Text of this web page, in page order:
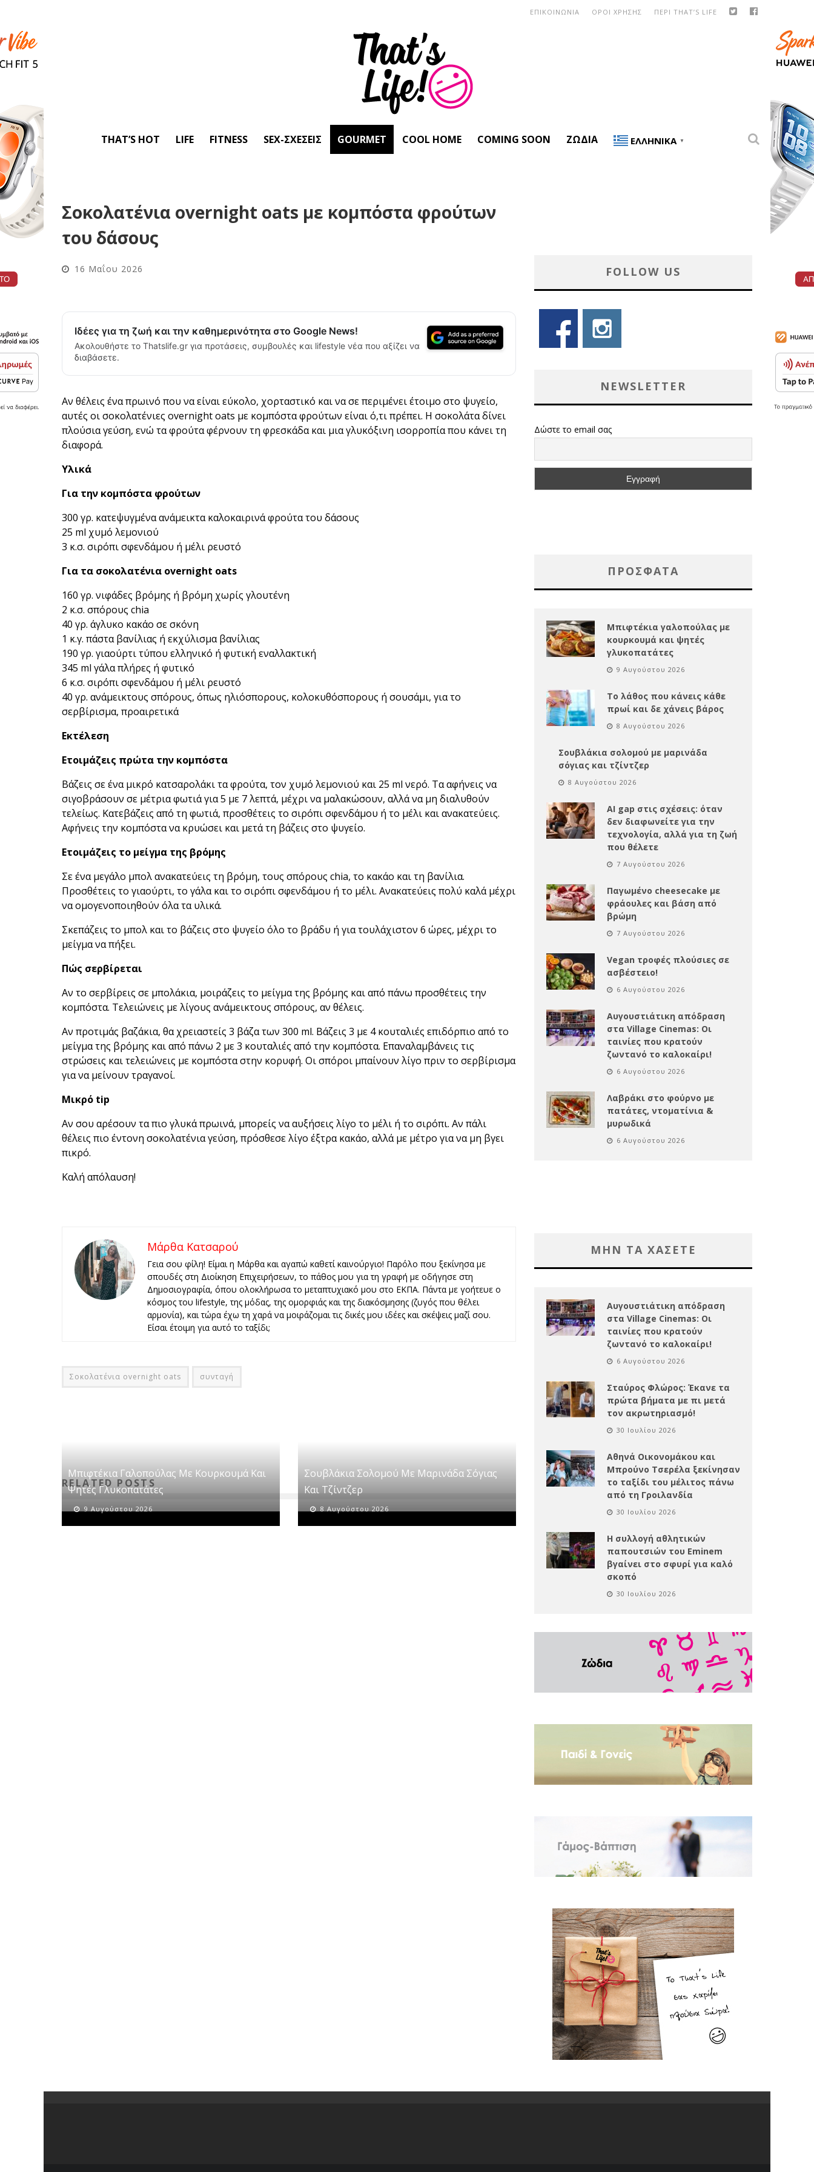
ΠΕΡΙ THAT’S LIFE
ΟΡΟΙ ΧΡΗΣΗΣ
ΕΠΙΚΟΙΝΩΝΙΑ
THAT’S HOT LIFE FITNESS SEX-ΣΧΈΣΕΙΣ GOURMET COOL HOME COMING SOON ΖΏΔΙΑ ΕΛΛΗΝΙΚΆ ▼
Σοκολατένια overnight oats με κομπόστα φρούτων
του δάσους
16 Μαΐου 2026
Ιδέες για τη ζωή και την καθημερινότητα στο Google News!
Ακολουθήστε το Thatslife.gr για προτάσεις, συμβουλές και lifestyle νέα που αξίζει να
διαβάσετε.
Αν θέλεις ένα πρωινό που να είναι εύκολο, χορταστικό και να σε περιμένει έτοιμο στο ψυγείο,
αυτές οι σοκολατένιες overnight oats με κομπόστα φρούτων είναι ό,τι πρέπει. Η σοκολάτα δίνει
πλούσια γεύση, ενώ τα φρούτα φέρνουν τη φρεσκάδα και μια γλυκόξινη ισορροπία που κάνει τη
διαφορά.
Υλικά
Για την κομπόστα φρούτων
300 γρ. κατεψυγμένα ανάμεικτα καλοκαιρινά φρούτα του δάσους
25 ml χυμό λεμονιού
3 κ.σ. σιρόπι σφενδάμου ή μέλι ρευστό
Για τα σοκολατένια overnight oats
160 γρ. νιφάδες βρόμης ή βρόμη χωρίς γλουτένη
2 κ.σ. σπόρους chia
40 γρ. άγλυκο κακάο σε σκόνη
1 κ.γ. πάστα βανίλιας ή εκχύλισμα βανίλιας
190 γρ. γιαούρτι τύπου ελληνικό ή φυτική εναλλακτική
345 ml γάλα πλήρες ή φυτικό
6 κ.σ. σιρόπι σφενδάμου ή μέλι ρευστό
40 γρ. ανάμεικτους σπόρους, όπως ηλιόσπορους, κολοκυθόσπορους ή σουσάμι, για το
σερβίρισμα, προαιρετικά
Εκτέλεση
Ετοιμάζεις πρώτα την κομπόστα
Βάζεις σε ένα μικρό κατσαρολάκι τα φρούτα, τον χυμό λεμονιού και 25 ml νερό. Τα αφήνεις να
σιγοβράσουν σε μέτρια φωτιά για 5 με 7 λεπτά, μέχρι να μαλακώσουν, αλλά να μη διαλυθούν
τελείως. Κατεβάζεις από τη φωτιά, προσθέτεις το σιρόπι σφενδάμου ή το μέλι και ανακατεύεις.
Αφήνεις την κομπόστα να κρυώσει και μετά τη βάζεις στο ψυγείο.
Ετοιμάζεις το μείγμα της βρόμης
Σε ένα μεγάλο μπολ ανακατεύεις τη βρόμη, τους σπόρους chia, το κακάο και τη βανίλια.
Προσθέτεις το γιαούρτι, το γάλα και το σιρόπι σφενδάμου ή το μέλι. Ανακατεύεις πολύ καλά μέχρι
να ομογενοποιηθούν όλα τα υλικά.
Σκεπάζεις το μπολ και το βάζεις στο ψυγείο όλο το βράδυ ή για τουλάχιστον 6 ώρες, μέχρι το
μείγμα να πήξει.
Πώς σερβίρεται
Αν το σερβίρεις σε μπολάκια, μοιράζεις το μείγμα της βρόμης και από πάνω προσθέτεις την
κομπόστα. Τελειώνεις με λίγους ανάμεικτους σπόρους, αν θέλεις.
Αν προτιμάς βαζάκια, θα χρειαστείς 3 βάζα των 300 ml. Βάζεις 3 με 4 κουταλιές επιδόρπιο από το
μείγμα της βρόμης και από πάνω 2 με 3 κουταλιές από την κομπόστα. Επαναλαμβάνεις τις
στρώσεις και τελειώνεις με κομπόστα στην κορυφή. Οι σπόροι μπαίνουν λίγο πριν το σερβίρισμα
για να μείνουν τραγανοί.
Μικρό tip
Αν σου αρέσουν τα πιο γλυκά πρωινά, μπορείς να αυξήσεις λίγο το μέλι ή το σιρόπι. Αν πάλι
θέλεις πιο έντονη σοκολατένια γεύση, πρόσθεσε λίγο έξτρα κακάο, αλλά με μέτρο για να μη βγει
πικρό.
Καλή απόλαυση!
Μάρθα Κατσαρού
Γεια σου φίλη! Είμαι η Μάρθα και αγαπώ καθετί καινούργιο! Παρόλο που ξεκίνησα με
σπουδές στη Διοίκηση Επιχειρήσεων, το πάθος μου για τη γραφή με οδήγησε στη
Δημοσιογραφία, όπου ολοκλήρωσα το μεταπτυχιακό μου στο ΕΚΠΑ. Πάντα με γοήτευε ο
κόσμος του lifestyle, της μόδας, της ομορφιάς και της διακόσμησης (ζυγός που θέλει
αρμονία), και τώρα έχω τη χαρά να μοιράζομαι τις δικές μου ιδέες και σκέψεις μαζί σου.
Είσαι έτοιμη για αυτό το ταξίδι;
Σοκολατένια overnight oats συνταγή
RELATED POSTS
Μπιφτέκια Γαλοπούλας Με Κουρκουμά Και
Ψητές Γλυκοπατάτες
9 Αυγούστου 2026
Σουβλάκια Σολομού Με Μαρινάδα Σόγιας
Και Τζίντζερ
8 Αυγούστου 2026
FOLLOW US
NEWSLETTER
Δώστε το email σας
ΠΡΌΣΦΑΤΑ
Μπιφτέκια γαλοπούλας με
κουρκουμά και ψητές
γλυκοπατάτες
9 Αυγούστου 2026
Το λάθος που κάνεις κάθε
πρωί και δε χάνεις βάρος
8 Αυγούστου 2026
Σουβλάκια σολομού με μαρινάδα
σόγιας και τζίντζερ
8 Αυγούστου 2026
AI gap στις σχέσεις: όταν
δεν διαφωνείτε για την
τεχνολογία, αλλά για τη ζωή
που θέλετε
7 Αυγούστου 2026
Παγωμένο cheesecake με
φράουλες και βάση από
βρώμη
7 Αυγούστου 2026
Vegan τροφές πλούσιες σε
ασβέστειο!
6 Αυγούστου 2026
Αυγουστιάτικη απόδραση
στα Village Cinemas: Οι
ταινίες που κρατούν
ζωντανό το καλοκαίρι!
6 Αυγούστου 2026
Λαβράκι στο φούρνο με
πατάτες, ντοματίνια &
μυρωδικά
6 Αυγούστου 2026
ΜΗΝ ΤΑ ΧΑΣΕΤΕ
Αυγουστιάτικη απόδραση
στα Village Cinemas: Οι
ταινίες που κρατούν
ζωντανό το καλοκαίρι!
6 Αυγούστου 2026
Σταύρος Φλώρος: Έκανε τα
πρώτα βήματα με πι μετά
τον ακρωτηριασμό!
30 Ιουλίου 2026
Αθηνά Οικονομάκου και
Μπρούνο Τσερέλα ξεκίνησαν
το ταξίδι του μέλιτος πάνω
από τη Γροιλανδία
30 Ιουλίου 2026
Η συλλογή αθλητικών
παπουτσιών του Eminem
βγαίνει στο σφυρί για καλό
σκοπό
30 Ιουλίου 2026